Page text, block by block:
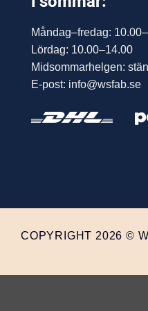
Måndag–fredag:
Lördag: 10.00–14.00
Midsommarhelgen:
E-post: info@wsfab.se
COPYRIGHT 2026 ©